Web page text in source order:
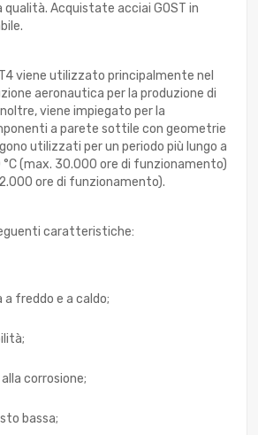
Acquistate acciai GOST in
viene utilizzato principalmente nel
aeronautica per la produzione di
viene impiegato per la
a parete sottile con geometrie
utilizzati per un periodo più lungo a
(max. 30.000 ore di funzionamento)
ore di funzionamento).
caratteristiche:
freddo e a caldo;
corrosione;
bassa;